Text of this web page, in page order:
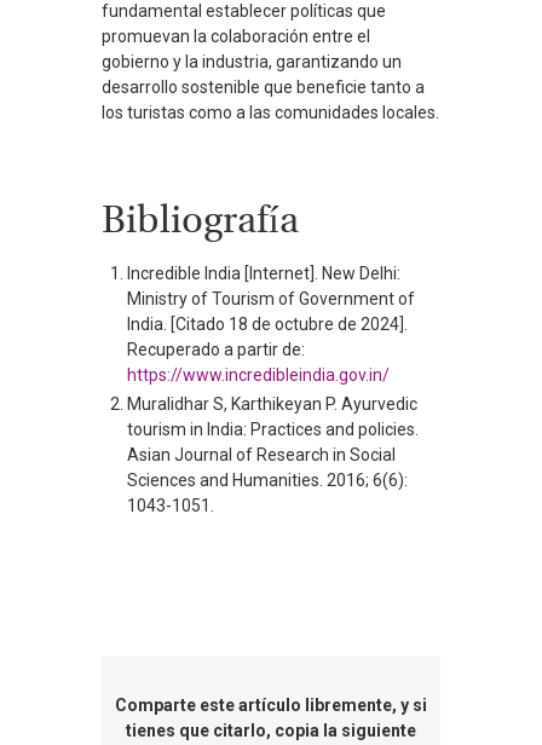
fundamental establecer políticas que
promuevan la colaboración entre el
gobierno y la industria, garantizando un
desarrollo sostenible que beneficie tanto a
los turistas como a las comunidades locales.
Bibliografía
Incredible India [Internet]. New Delhi:
Ministry of Tourism of Government of
India. [Citado 18 de octubre de 2024].
Recuperado a partir de:
https://www.incredibleindia.gov.in/
Muralidhar S, Karthikeyan P. Ayurvedic
tourism in India: Practices and policies.
Asian Journal of Research in Social
Sciences and Humanities. 2016; 6(6):
1043-1051.
Comparte este artículo libremente, y si
tienes que citarlo, copia la siguiente